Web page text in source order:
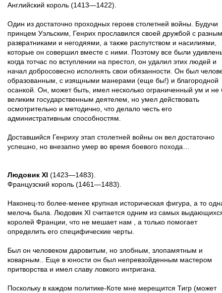
Английский король (1413—1422).
Один из достаточно проходных героев столетней войны. Будучи
принцем Уэльским, Генрих прославился своей дружбой с
развратниками и негодяями, а также распутством и насилиями,
которые он совершил вместе с ними. Поэтому все были
когда тотчас по вступлении на престол, он удалил этих людей и
начал добросовесно исполнять свои обязанности. Он был
образованным, с изящными манерами (еще бы!) и благородной
осанкой. Он, может быть, имел несколько ограниченный ум и не
великим государственным деятелем, но умел действовать
осмотрительно и методично, что делало честь его
административным способностям.
Доставшийся Генриху этап столетней войны он вел достаточно
успешно, но внезапно умер во время боевого похода…
Людовик XI (1423—1483).
Французский король (1461—1483).
Наконец-то более-менее крупная историческая фигура, а то
мелочь была. Людовик XI считается одним из самых
королей Франции, что не мешает нам , а только помогает
определить его специфические черты.
Был он человеком даровитым, но злобным, злопамятным и
коварным.. Еще в юности он был непревзойденным мастером
притворства и имел славу ловкого интригана.
Поскольку в каждом политике-Коте мне мерещится Тигр (может